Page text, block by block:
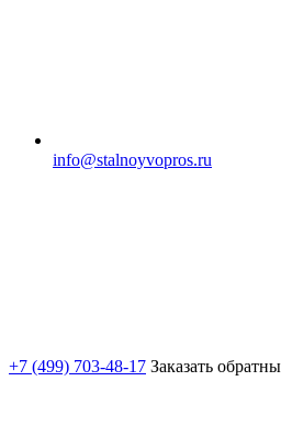
info@stalnoyvopros.ru
+7 (499) 703-48-17 Заказать